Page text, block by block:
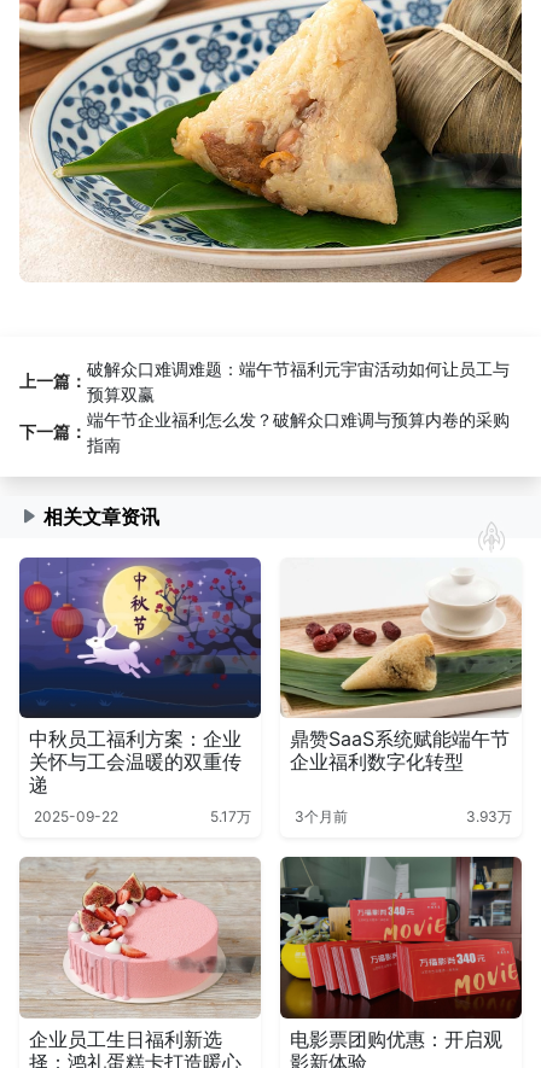
上一篇：
破解众口难调难题：端午节福利元宇宙活动如何让员工与
预算双赢
下一篇：
端午节企业福利怎么发？破解众口难调与预算内卷的采购
指南
相关文章资讯
中秋员工福利方案：企业
关怀与工会温暖的双重传
递
2025-09-22 5.17万
鼎赞SaaS系统赋能端午节
企业福利数字化转型
3个月前 3.93万
企业员工生日福利新选
择：鸿礼蛋糕卡打造暖心
电影票团购优惠：开启观
影新体验